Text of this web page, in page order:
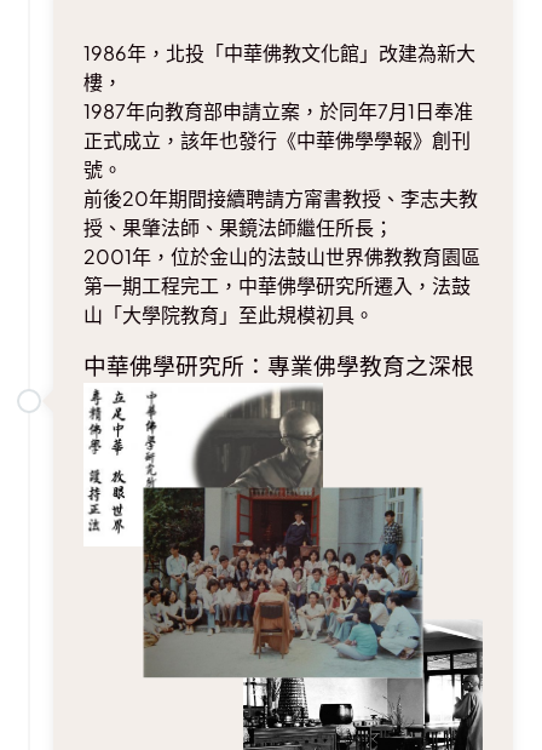
1986年，北投「中華佛教文化館」改建為新大
樓，
1987年向教育部申請立案，於同年7月1日奉准
正式成立，該年也發行《中華佛學學報》創刊
號。
前後20年期間接續聘請方甯書教授、李志夫教
授、果肇法師、果鏡法師繼任所長；
2001年，位於金山的法鼓山世界佛教教育園區
第一期工程完工，中華佛學研究所遷入，法鼓
山「大學院教育」至此規模初具。
中華佛學研究所：專業佛學教育之深根